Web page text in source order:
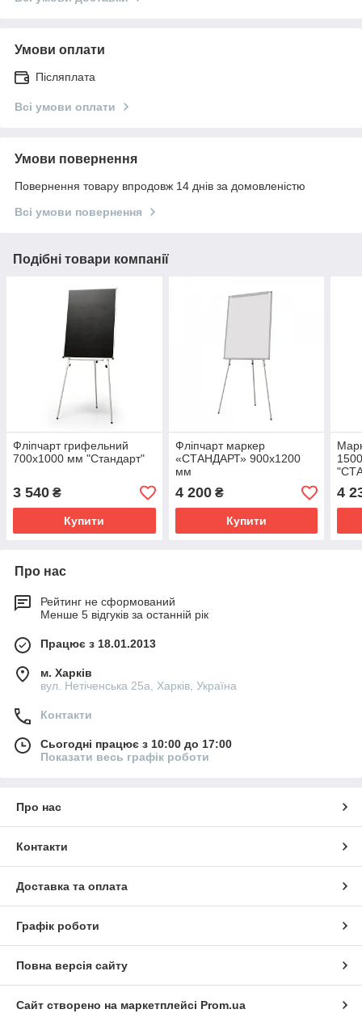
Умови оплати
Післяплата
Всі умови оплати
Умови повернення
Повернення товару впродовж 14 днів за домовленістю
Всі умови повернення
Подібні товари компанії
Фліпчарт грифельний
700х1000 мм "Стандарт"
3 540 ₴
Купити
Фліпчарт маркер
«СТАНДАРТ» 900х1200
мм
4 200₴
Купити
4
Про нас
Рейтинг не сформований
Менше 5 відгуків за останній рік
Працює з 18.01.2013
м. Харків
вул. Нетіченська 25а, Харків, Україна
Контакти
Сьогодні працює з 10:00 до 17:00
Показати весь графік роботи
Про нас
Контакти
Доставка та оплата
Графік роботи
Повна версія сайту
Сайт створено на маркетплейсі Prom.ua